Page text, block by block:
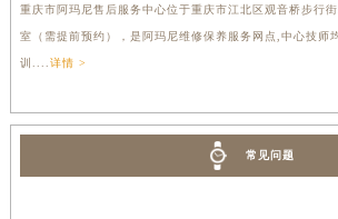
重庆市阿玛尼售后服务中心位于重庆市江北区观音桥步行
室（需提前预约），是阿玛尼维修保养服务网点,中心技师
训.... 详情 >
常见问题